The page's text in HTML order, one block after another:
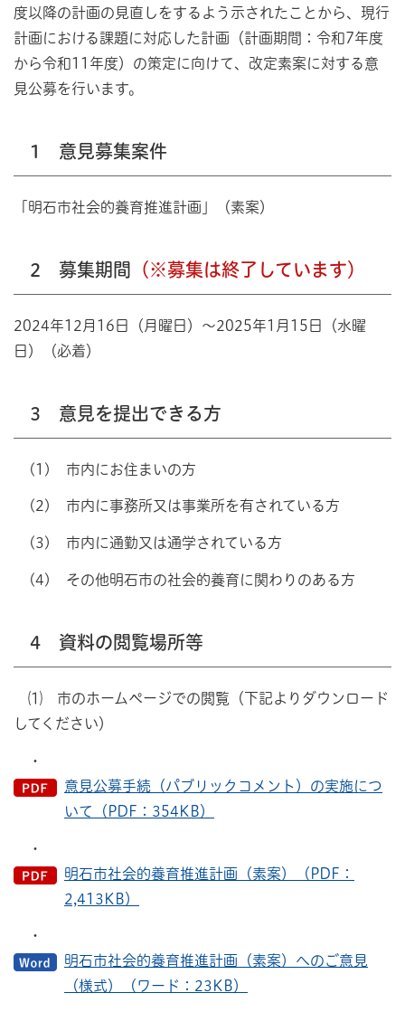
度以降の計画の見直しをするよう示されたことから、現行
計画における課題に対応した計画（計画期間：令和7年度
から令和11年度）の策定に向けて、改定素案に対する意
見公募を行います。
1 意見募集案件
「明石市社会的養育推進計画」（素案）
2 募集期間 （※募集は終了しています）
2024年12月16日（月曜日）～2025年1月15日（水曜
日）（必着）
3 意見を提出できる方
(1) 市内にお住まいの方
(2) 市内に事務所又は事業所を有されている方
(3) 市内に通勤又は通学されている方
(4) その他明石市の社会的養育に関わりのある方
4 資料の閲覧場所等
⑴ 市のホームページでの閲覧（下記よりダウンロード
してください）
・
意見公募手続（パブリックコメント）の実施につ
いて（PDF：354KB）
・
明石市社会的養育推進計画（素案）（PDF：
2,413KB）
・
明石市社会的養育推進計画（素案）へのご意見
（様式）（ワード：23KB）